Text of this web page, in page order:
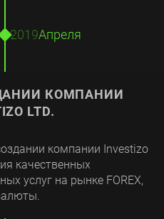
КОМПАНИИ
LTD.
компании Investizo
качественных
услуг на рынке FOREX,
Апреля
2019